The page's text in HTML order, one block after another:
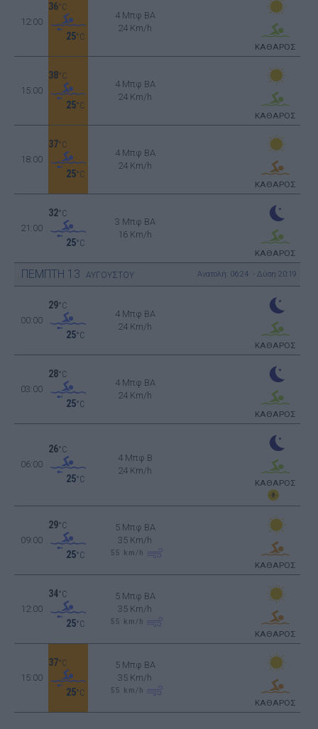
12:00
36°C
25°C
4 Μπφ BA
24 Km/h
ΚΑΘΑΡΟΣ
15:00
38°C
25°C
4 Μπφ BA
24 Km/h
ΚΑΘΑΡΟΣ
18:00
37°C
25°C
4 Μπφ BA
24 Km/h
ΚΑΘΑΡΟΣ
21:00
32°C
25°C
3 Μπφ BA
16 Km/h
ΚΑΘΑΡΟΣ
ΠΕΜΠΤΗ 13 ΑΥΓΟΥΣΤΟΥ Ανατολή: 06:24 - Δύση 20:19
00:00
29°C
25°C
4 Μπφ BA
24 Km/h
ΚΑΘΑΡΟΣ
03:00
28°C
25°C
4 Μπφ BA
24 Km/h
ΚΑΘΑΡΟΣ
06:00
26°C
25°C
4 Μπφ B
24 Km/h
ΚΑΘΑΡΟΣ
09:00
29°C
25°C
5 Μπφ BA
35 Km/h
55 km/h
ΚΑΘΑΡΟΣ
12:00
34°C
25°C
5 Μπφ BA
35 Km/h
55 km/h
ΚΑΘΑΡΟΣ
15:00
37°C
25°C
5 Μπφ BA
35 Km/h
55 km/h
ΚΑΘΑΡΟΣ